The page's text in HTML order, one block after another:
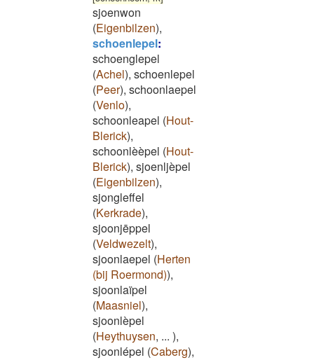
sjoenwon
(Eigenbilzen),
schoenlepel:
schoenglepel
(Achel), schoenlepel
(Peer), schoonlaepel
(Venlo),
schoonleapel (Hout-
Blerick),
schoonlèèpel (Hout-
Blerick), sjoenljèpel
(Eigenbilzen),
sjongleffel
(Kerkrade),
sjoonjēppel
(Veldwezelt),
sjoonlaepel (Herten
(bij Roermond)),
sjoonlaïpel
(Maasniel),
sjoonlèpel
(Heythuysen, ... ),
sjoonlépel (Caberg),